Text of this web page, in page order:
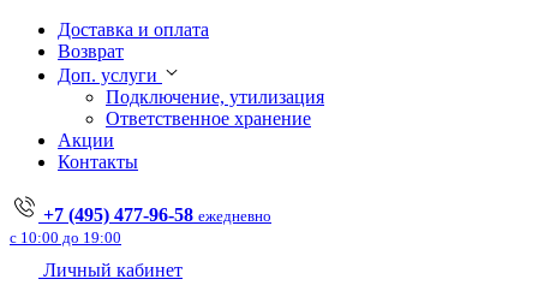
Доставка и оплата
Возврат
Доп. услуги
Подключение, утилизация
Ответственное хранение
Акции
Контакты
+7 (495) 477-96-58 ежедневно
с 10:00 до 19:00
Личный кабинет